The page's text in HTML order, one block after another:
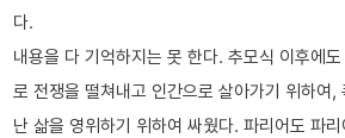
다.
내용을 다 기억하지는 못 한다. 추모식 이후에
로 전쟁을 떨쳐내고 인간으로 살아가기 위하여,
난 삶을 영위하기 위하여 싸웠다. 파리어도 파